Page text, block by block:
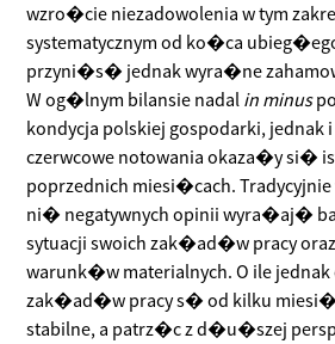
wzro�cie niezadowolenia w tym
systematycznym od ko�ca
przyni�s� jednak wyra�ne
W og�lnym bilansie nadal in minus
kondycja polskiej gospodarki, jednak
czerwcowe notowania okaza�y si�
poprzednich miesi�cach.
ni� negatywnych opinii wyra�aj�
sytuacji swoich zak�ad�w pracy
warunk�w materialnych. O ile jednak
zak�ad�w pracy s� od kilku
stabilne, a patrz�c z d�u�szej